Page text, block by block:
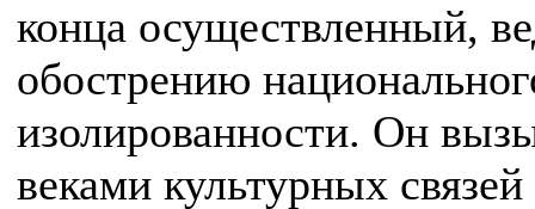
конца осуществленный,
обострению
изолированности. Он
веками культурных